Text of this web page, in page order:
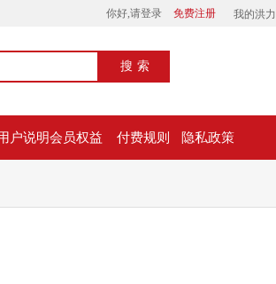
你好,请登录 免费注册 我的洪力
搜索
户说明会员权益 付费规则 隐私政策